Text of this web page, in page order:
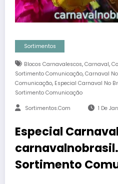
Sortimentos
Blocos Carnavalescos, Carnaval,
Sortimento Comunicação, Carnaval
Comunicação, Especial Carnaval No
Sortimento Comunicação
Sortimentos.com 1 De
Especial
Sortimento